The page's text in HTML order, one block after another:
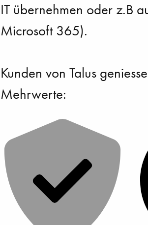
IT übernehmen oder z.B
Microsoft 365).
Kunden von Talus
Mehrwerte: